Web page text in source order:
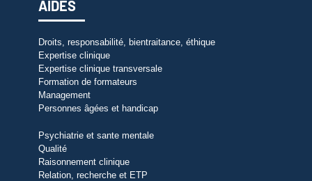
AIDES
Droits, responsabilité, bientraitance, éthique
Expertise clinique
Expertise clinique transversale
Formation de formateurs
Management
Personnes âgées et handicap
Psychiatrie et sante mentale
Qualité
Raisonnement clinique
Relation, recherche et ETP